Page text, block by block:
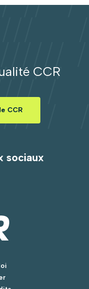
CCR
CCR
sociaux